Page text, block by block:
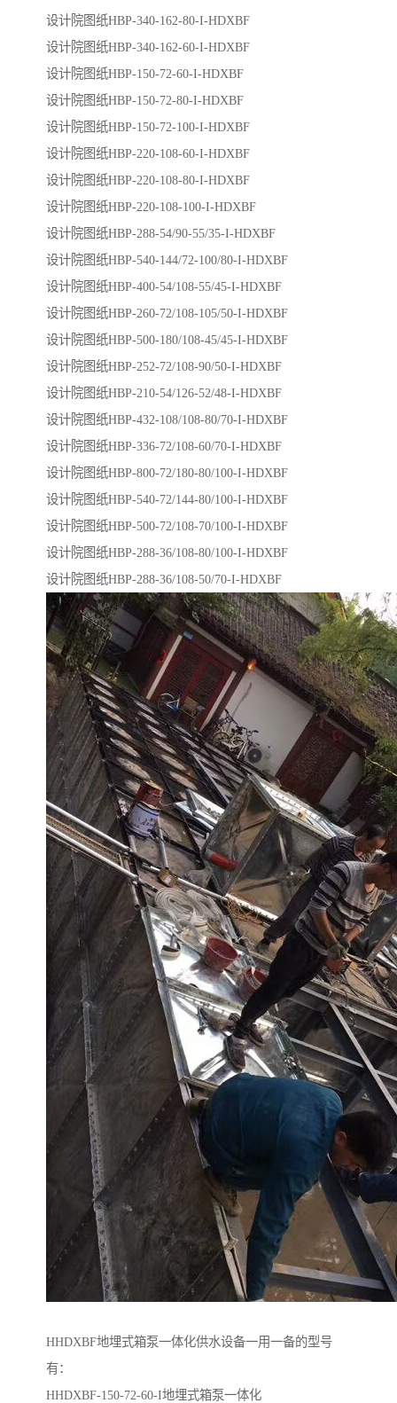
设计院图纸HBP-340-162-80-I-HDXBF
设计院图纸HBP-340-162-60-I-HDXBF
设计院图纸HBP-150-72-60-I-HDXBF
设计院图纸HBP-150-72-80-I-HDXBF
设计院图纸HBP-150-72-100-I-HDXBF
设计院图纸HBP-220-108-60-I-HDXBF
设计院图纸HBP-220-108-80-I-HDXBF
设计院图纸HBP-220-108-100-I-HDXBF
设计院图纸HBP-288-54/90-55/35-I-HDXBF
设计院图纸HBP-540-144/72-100/80-I-HDXBF
设计院图纸HBP-400-54/108-55/45-I-HDXBF
设计院图纸HBP-260-72/108-105/50-I-HDXBF
设计院图纸HBP-500-180/108-45/45-I-HDXBF
设计院图纸HBP-252-72/108-90/50-I-HDXBF
设计院图纸HBP-210-54/126-52/48-I-HDXBF
设计院图纸HBP-432-108/108-80/70-I-HDXBF
设计院图纸HBP-336-72/108-60/70-I-HDXBF
设计院图纸HBP-800-72/180-80/100-I-HDXBF
设计院图纸HBP-540-72/144-80/100-I-HDXBF
设计院图纸HBP-500-72/108-70/100-I-HDXBF
设计院图纸HBP-288-36/108-80/100-I-HDXBF
设计院图纸HBP-288-36/108-50/70-I-HDXBF
HHDXBF地埋式箱泵一体化供水设备一用一备的型号
有：
HHDXBF-150-72-60-I地埋式箱泵一体化